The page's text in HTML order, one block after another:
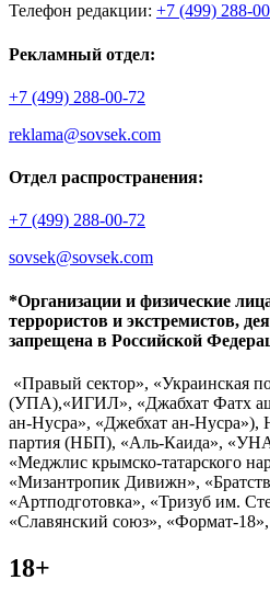
Телефон редакции: +7 (499) 288-
Рекламный отдел:
+7 (499) 288-00-72
reklama@sovsek.com
Отдел распространения:
+7 (499) 288-00-72
sovsek@sovsek.com
*Организации и физические
террористов и экстремистов,
запрещена в Российской
«Правый сектор», «Украинская
(УПА),«ИГИЛ», «Джабхат Фатх
ан-Нусра», «Джебхат ан-Нусра»),
партия (НБП), «Аль-Каида»,
«Меджлис крымско-татарского
«Мизантропик Дивижн»,
«Артподготовка», «Тризуб им.
«Славянский союз», «Формат-
18+